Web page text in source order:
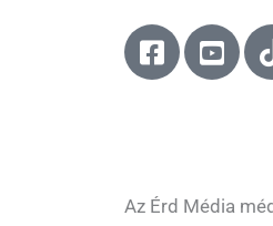
F
a
o
Y
o
e
Az Érd Média